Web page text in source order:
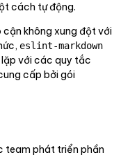
cách tự động.
không xung đột với
eslint-markdown
với các quy tắc
cấp bởi gói
team phát triển phần